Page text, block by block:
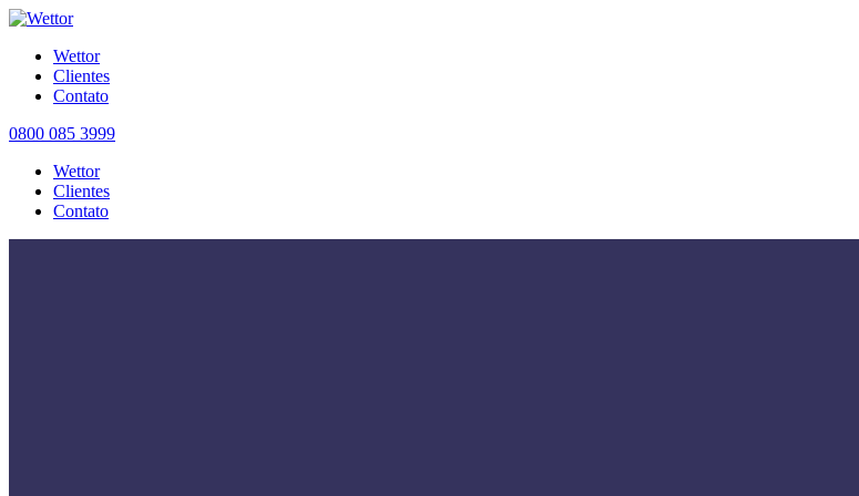
Wettor
Clientes
Contato
0800 085 3999
Wettor
Clientes
Contato